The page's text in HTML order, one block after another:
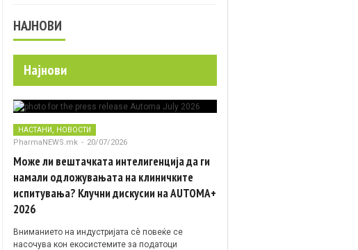
НАЈНОВИ
Најнови
НАСТАНИ , НОВОСТИ
PharmaNEWS.mk - 20/07/2026
Може ли вештачката интелигенција да ги
намали одложувањата на клиничките
испитувања? Клучни дискусии на AUTOMA+
2026
Вниманието на индустријата сè повеќе се
насочува кон екосистемите за податоци